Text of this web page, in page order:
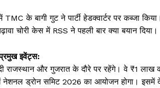
at
s
p
p
ar
e
TMC के बागी गुट ने पार्टी हेडक्वार्टर पर कब्जा
चोरी केस में RSS ने पहली बार क्या बयान दिया।
इवेंट्स:
राजस्थान और गुजरात के दौरे पर रहेंगे। वे ₹1
नेशनल ड्रोन समिट 2026 का आयोजन होगा। इसमें